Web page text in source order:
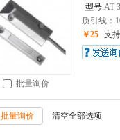
批量询价
型号:AT-
质引线：
￥25 支